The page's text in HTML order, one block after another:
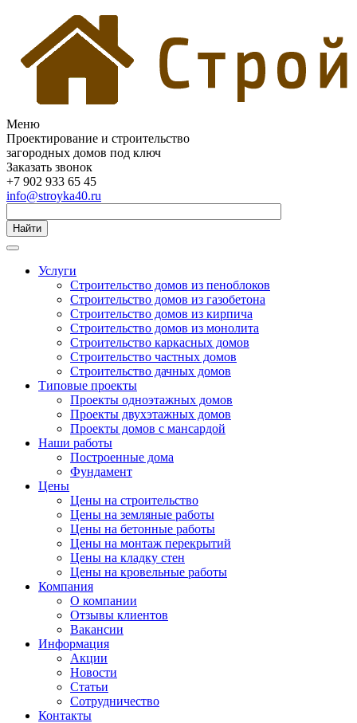
Меню
Проектирование и строительство
загородных домов под ключ
Заказать звонок
+7 902 933 65 45
info@stroyka40.ru
Найти
Услуги
Строительство домов из пеноблоков
Строительство домов из газобетона
Строительство домов из кирпича
Строительство домов из монолита
Строительство каркасных домов
Строительство частных домов
Строительство дачных домов
Типовые проекты
Проекты одноэтажных домов
Проекты двухэтажных домов
Проекты домов с мансардой
Наши работы
Построенные дома
Фундамент
Цены
Цены на строительство
Цены на земляные работы
Цены на бетонные работы
Цены на монтаж перекрытий
Цены на кладку стен
Цены на кровельные работы
Компания
О компании
Отзывы клиентов
Вакансии
Информация
Акции
Новости
Статьи
Сотрудничество
Контакты